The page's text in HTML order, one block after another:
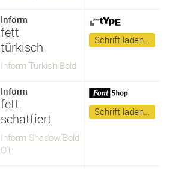
Inform
fett
türkisch
Inform Turkish Bold
Schrift laden…
Inform
fett
schattiert
Inform Shadow Bold
OT
Schrift laden…